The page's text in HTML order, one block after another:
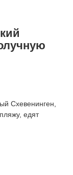
Схевенинген,
едят